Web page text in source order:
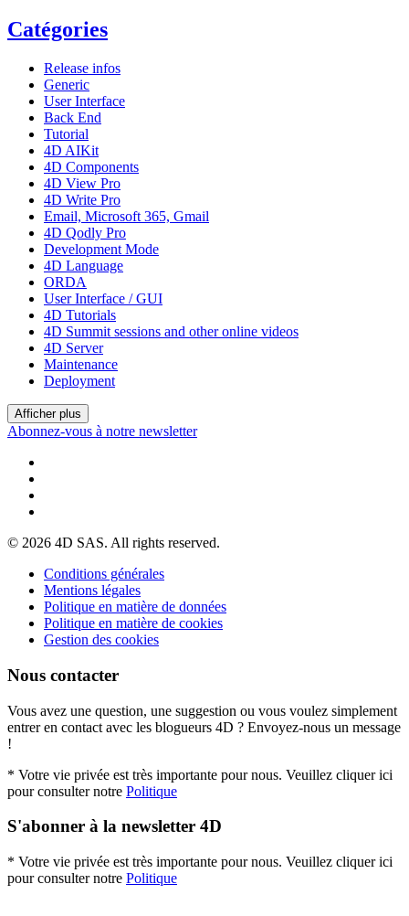
Catégories
Release infos
Generic
User Interface
Back End
Tutorial
4D AIKit
4D Components
4D View Pro
4D Write Pro
Email, Microsoft 365, Gmail
4D Qodly Pro
Development Mode
4D Language
ORDA
User Interface / GUI
4D Tutorials
4D Summit sessions and other online videos
4D Server
Maintenance
Deployment
Afficher plus
Abonnez-vous à notre newsletter
© 2026 4D SAS. All rights reserved.
Conditions générales
Mentions légales
Politique en matière de données
Politique en matière de cookies
Gestion des cookies
Nous contacter
Vous avez une question, une suggestion ou vous voulez simplement
entrer en contact avec les blogueurs 4D ? Envoyez-nous un message
!
* Votre vie privée est très importante pour nous. Veuillez cliquer ici
pour consulter notre Politique
S'abonner à la newsletter 4D
* Votre vie privée est très importante pour nous. Veuillez cliquer ici
pour consulter notre Politique